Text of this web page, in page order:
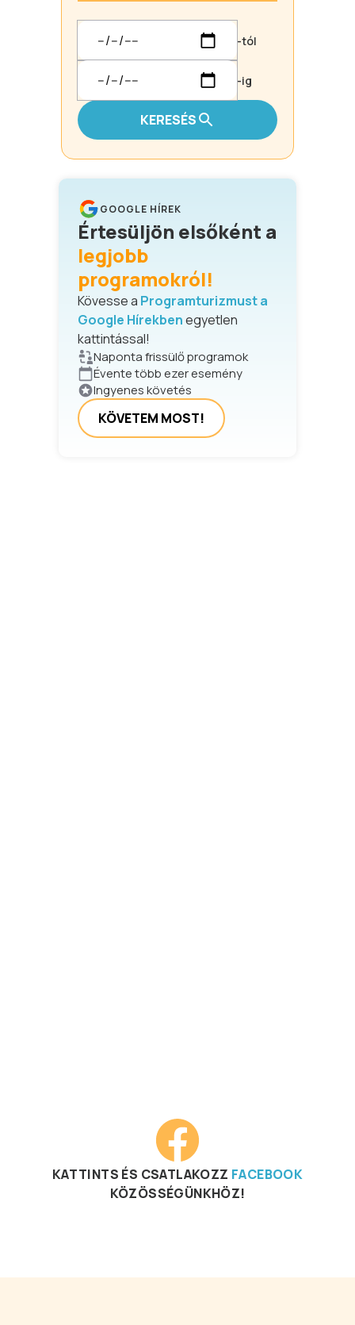
-tól
-ig
KERESÉS
GOOGLE HÍREK
Értesüljön elsőként a
legjobb
programokról!
Kövesse a Programturizmust a
Google Hírekbenegyetlen
kattintással!
Naponta frissülő programok
Évente több ezer esemény
Ingyenes követés
KÖVETEM MOST!
KATTINTS ÉS CSATLAKOZZ FACEBOOK
KÖZÖSSÉGÜNKHÖZ!